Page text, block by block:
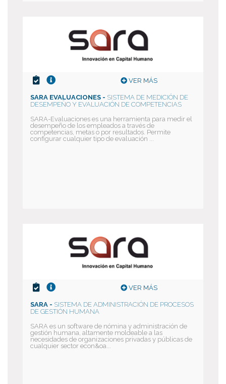
VER MÁS
SARA EVALUACIONES - SISTEMA DE MEDICIÓN DE
DESEMPEÑO Y EVALUACIÓN DE COMPETENCIAS
SARA-Evaluaciones es una herramienta para medir el
desempeño de los empleados a través de
competencias, metas o por resultados. Permite
configurar cualquier tipo de evaluación ...
VER MÁS
SARA - SISTEMA DE ADMINISTRACIÓN DE PROCESOS
DE GESTIÓN HUMANA
SARA es un software de nómina y administración de
gestión humana, altamente moldeable a las
necesidades de organizaciones privadas y públicas de
cualquier sector econ&oa...